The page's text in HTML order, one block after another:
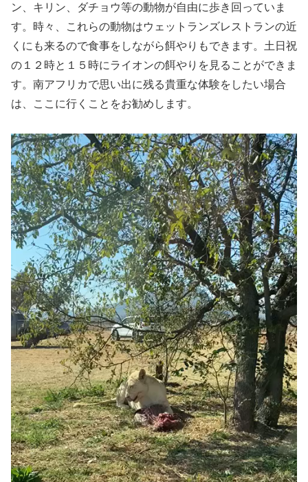
ン、キリン、ダチョウ等の動物が自由に歩き回っていま
す。時々、これらの動物はウェットランズレストランの近
くにも来るので食事をしながら餌やりもできます。土日祝
の１２時と１５時にライオンの餌やりを見ることができま
す。南アフリカで思い出に残る貴重な体験をしたい場合
は、ここに行くことをお勧めします。